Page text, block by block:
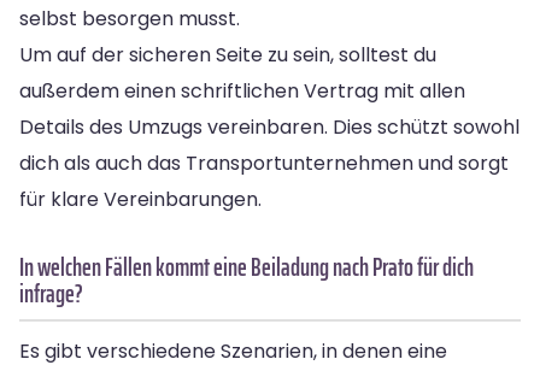
selbst besorgen musst.
Um auf der sicheren Seite zu sein, solltest du
außerdem einen schriftlichen Vertrag mit allen
Details des Umzugs vereinbaren. Dies schützt sowohl
dich als auch das Transportunternehmen und sorgt
für klare Vereinbarungen.
In welchen Fällen kommt eine Beiladung nach Prato für dich
infrage?
Es gibt verschiedene Szenarien, in denen eine